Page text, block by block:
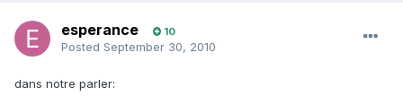
esperance 10
Posted September 30, 2010
dans notre parler: